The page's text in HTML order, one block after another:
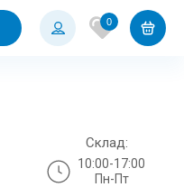
0
Склад:
10:00-17:00
Пн-Пт